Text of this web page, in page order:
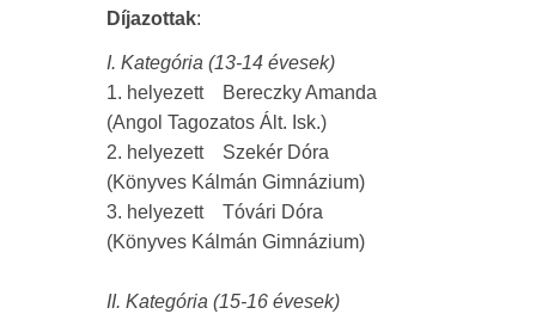
Díjazottak:
I. Kategória (13-14 évesek)
1. helyezett Bereczky Amanda
(Angol Tagozatos Ált. Isk.)
2. helyezett Szekér Dóra
(Könyves Kálmán Gimnázium)
3. helyezett Tóvári Dóra
(Könyves Kálmán Gimnázium)
II. Kategória (15-16 évesek)